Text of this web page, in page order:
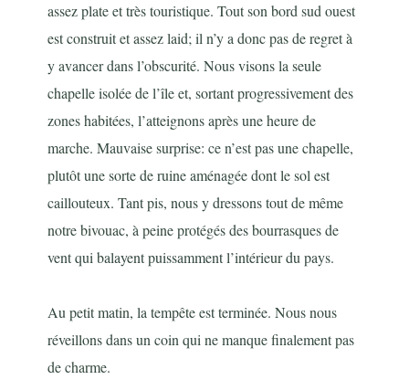
assez plate et très touristique. Tout son bord sud ouest
est construit et assez laid; il n’y a donc pas de regret à
y avancer dans l’obscurité. Nous visons la seule
chapelle isolée de l’île et, sortant progressivement des
zones habitées, l’atteignons après une heure de
marche. Mauvaise surprise: ce n’est pas une chapelle,
plutôt une sorte de ruine aménagée dont le sol est
caillouteux. Tant pis, nous y dressons tout de même
notre bivouac, à peine protégés des bourrasques de
vent qui balayent puissamment l’intérieur du pays.
Au petit matin, la tempête est terminée. Nous nous
réveillons dans un coin qui ne manque finalement pas
de charme.